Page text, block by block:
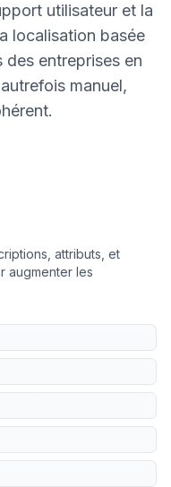
utilisateur et la
localisation basée
entreprises en
manuel,
attributs, et
augmenter les